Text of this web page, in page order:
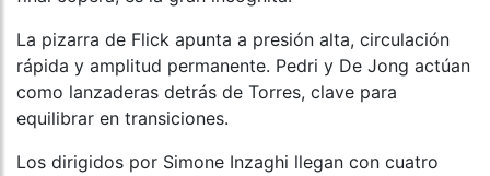
La pizarra de Flick apunta a presión alta, circulación
rápida y amplitud permanente. Pedri y De Jong actúan
como lanzaderas detrás de Torres, clave para
equilibrar en transiciones.
Los dirigidos por Simone Inzaghi llegan con cuatro